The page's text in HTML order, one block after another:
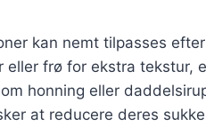
kan nemt tilpasses
eller frø for ekstra tekstur,
honning eller
at reducere deres